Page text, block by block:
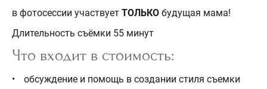
в фотосессии участвует ТОЛЬКО будущая мама!
Длительность съёмки 55 минут
Что входит в стоимость:
обсуждение и помощь в создании стиля съемки